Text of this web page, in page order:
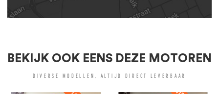
BEKIJK OOK EENS DEZE MOTOREN
DIVERSE MODELLEN, ALTIJD DIRECT LEVERBAAR